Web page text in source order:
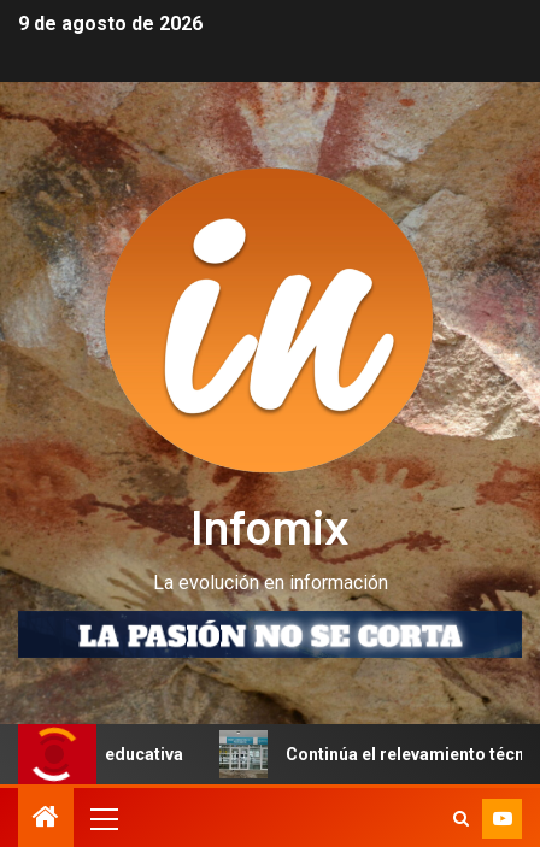
9 de agosto de 2026
Infomix
La evolución en información
Continúa el relevamiento técnico en Perito